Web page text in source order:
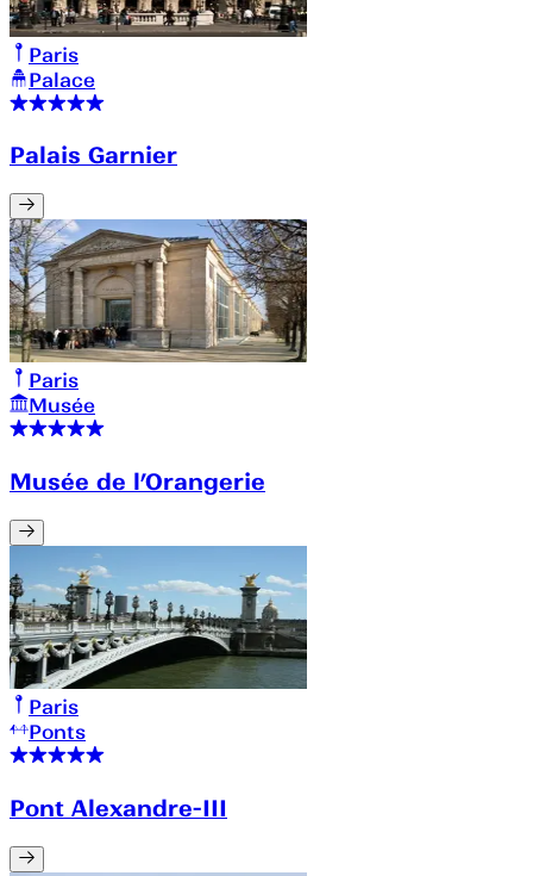
Paris
Palace
Palais Garnier
Paris
Musée
Musée de l’Orangerie
Paris
Ponts
Pont Alexandre-III